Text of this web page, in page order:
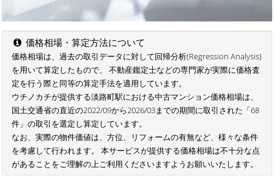
価格相場・算定方法について
価格相場は、過去の取引データに対して回帰分析(Regression Analysis)
を用いて算定したもので、 不動産鑑定士などの専門家が実際に価格査
定を行う際と同等の算定手法を適用しています。
ウチノカチが提供する淡路町駅における中古マンション価格相場は、
国土交通省の直近の2022/09から2026/03までの期間に取引された「68
件」の取引を選定し算定しています。
なお、実際の物件価値は、方位、リフォームの有無など、様々な条件
を考慮して行われます。 本サービスが提供する価格相場は不十分な点
があることをご理解の上ご利用くださいますようお願いいたします。